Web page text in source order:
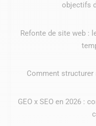
objectifs
Refonte de site web :
Comment
GEO x SEO en 2026 :